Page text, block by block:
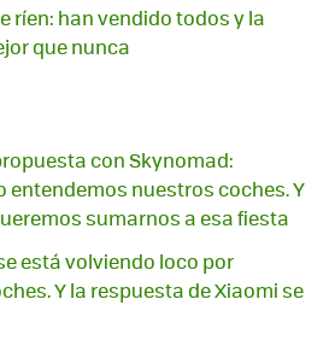
ríen: han vendido todos y la
que nunca
con Skynomad:
entendemos nuestros coches. Y
sumarnos a esa fiesta
está volviendo loco por
Y la respuesta de Xiaomi se